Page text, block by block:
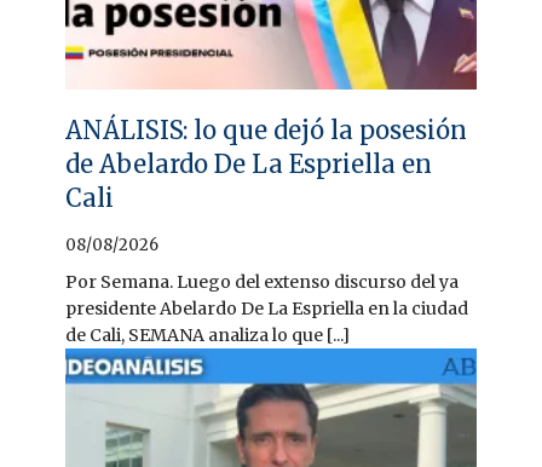
ANÁLISIS: lo que dejó la posesión
de Abelardo De La Espriella en
Cali
08/08/2026
Por Semana. Luego del extenso discurso del ya
presidente Abelardo De La Espriella en la ciudad
de Cali, SEMANA analiza lo que [...]